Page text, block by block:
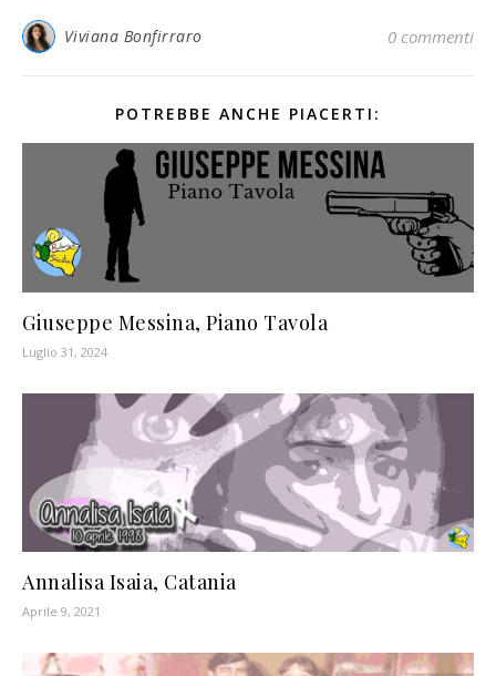
Viviana Bonfirraro 0 commenti
POTREBBE ANCHE PIACERTI:
Giuseppe Messina, Piano Tavola
Luglio 31, 2024
Annalisa Isaia, Catania
Aprile 9, 2021